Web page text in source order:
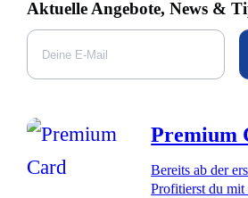
Aktuelle Angebote, News &
Premium
Bereits ab der
Profitierst du mit